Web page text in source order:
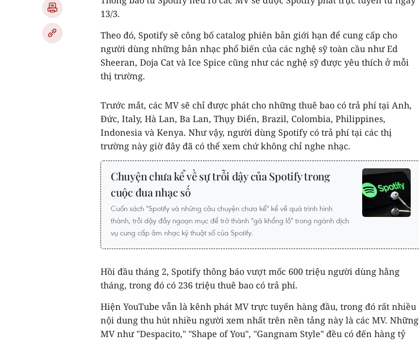
13/3.
Theo đó, Spotify sẽ công bố catalog phiên bản giới hạn để cung cấp cho
người dùng những bản nhạc phổ biến của các nghệ sỹ toàn cầu như Ed
Sheeran, Doja Cat và Ice Spice cũng như các nghệ sỹ được yêu thích ở mỗi
thị trường.
Trước mắt, các MV sẽ chỉ được phát cho những thuê bao có trả phí tại Anh,
Đức, Italy, Hà Lan, Ba Lan, Thụy Điển, Brazil, Colombia, Philippines,
Indonesia và Kenya. Như vậy, người dùng Spotify có trả phí tại các thị
trường này giờ đây đã có thể xem chứ không chỉ nghe nhạc.
Chuyện chưa kể về sự trỗi dậy của Spotify trong
cuộc đua nhạc số
Cuốn sách "Spotify và những câu chuyện chưa kể" kể về quá trình hình
thành, trỗi dậy đầy ngoạn mục để trở thành "gã khổng lồ" trong ngành dịch
vụ cung cấp âm nhạc kỹ thuật số của Spotify.
Hồi đầu tháng 2, Spotify thông báo vượt mốc 600 triệu người dùng hằng
tháng, trong đó có 236 triệu thuê bao có trả phí.
Hiện YouTube vẫn là kênh phát MV trực tuyến hàng đầu, trong đó rất nhiều
nội dung thu hút nhiều người xem nhất trên nền tảng này là các MV. Những
MV như "Despacito," "Shape of You", "Gangnam Style" đều có đến hàng tỷ